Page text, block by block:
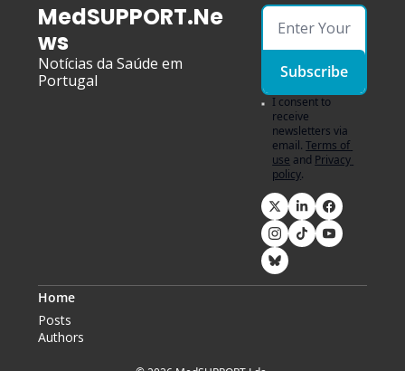
MedSUPPORT.Ne
ws
Notícias da Saúde em
Portugal
Subscribe
I consent to
receive
newsletters via
email. Terms of
use and Privacy
policy.
Home
Posts
Authors